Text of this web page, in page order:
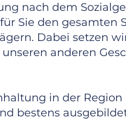
nach dem
Sie den gesamten
Dabei setzen
anderen
in der
bestens